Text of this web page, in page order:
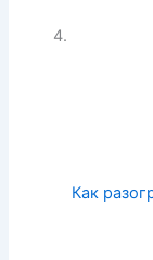
Как